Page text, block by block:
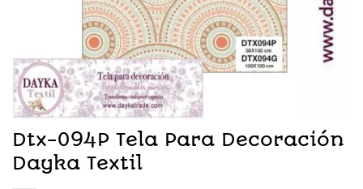
Dtx-094P Tela Para Decoración
Dayka Textil